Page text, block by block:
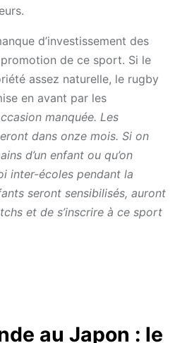
d’investissement des
de ce sport. Si le
assez naturelle, le rugby
en avant par les
manquée. Les
dans onze mois. Si on
d’un enfant ou qu’on
inter-écoles pendant la
seront sensibilisés, auront
et de s’inscrire à ce sport
au Japon : le